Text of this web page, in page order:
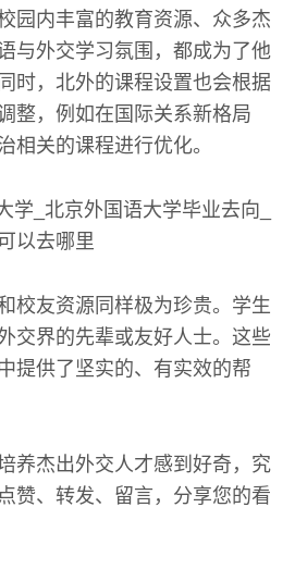
园内丰富的教育资源、众多杰
与外交学习氛围，都成为了他
时，北外的课程设置也会根据
整，例如在国际关系新格局
相关的课程进行优化。
校友资源同样极为珍贵。学生
交界的先辈或友好人士。这些
提供了坚实的、有实效的帮
养杰出外交人才感到好奇，究
赞、转发、留言，分享您的看